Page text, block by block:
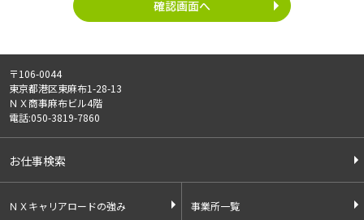
個人情報の利用
有料職業紹介事業
・請負事業
ご記入頂いた個人情報は、法令等に定める場合を除いて、ご本
人様の同意なく、第三者に提供することはございません。
5)外部の委託：
ご記入頂いた個人情報は、文書保存、サーバー管理等の目的
〒106-0044
東京都港区東麻布1-28-13
ＮＸ商事麻布ビル4階
電話:050-3819-7860
お仕事検索
ＮＸキャリアロードの強み 事業所一覧